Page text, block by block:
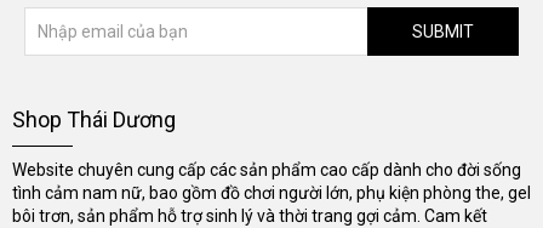
SUBMIT
Shop Thái Dương
Website chuyên cung cấp các sản phẩm cao cấp dành cho đời sống
tình cảm nam nữ, bao gồm đồ chơi người lớn, phụ kiện phòng the, gel
bôi trơn, sản phẩm hỗ trợ sinh lý và thời trang gợi cảm. Cam kết